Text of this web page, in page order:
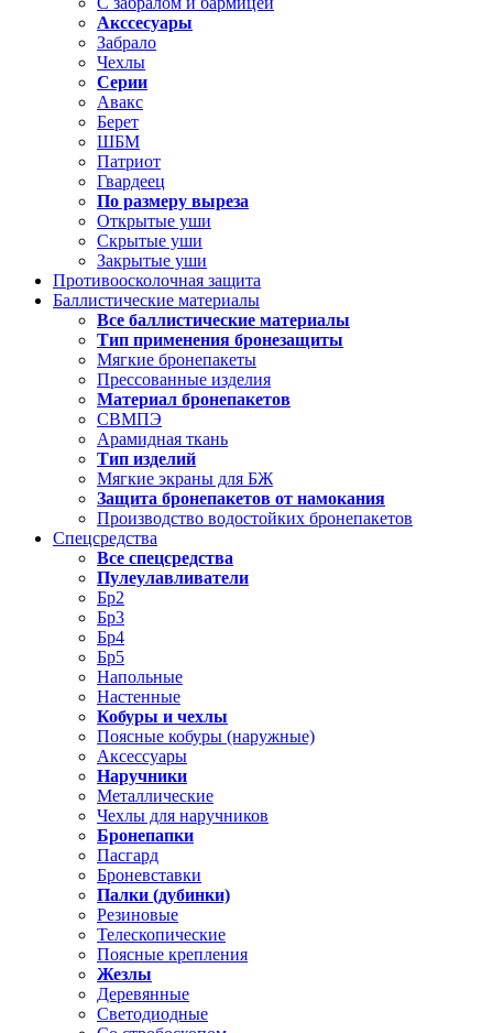
Акссесуары
Забрало
Чехлы
Серии
Авакс
Берет
ШБМ
Патриот
Гвардеец
По размеру выреза
Открытые уши
Скрытые уши
Закрытые уши
Противоосколочная защита
Баллистические материалы
Все баллистические материалы
Тип применения бронезащиты
Мягкие бронепакеты
Прессованные изделия
Материал бронепакетов
СВМПЭ
Арамидная ткань
Тип изделий
Мягкие экраны для БЖ
Защита бронепакетов от намокания
Производство водостойких бронепакетов
Спецсредства
Все спецсредства
Пулеулавливатели
Бр2
Бр3
Бр4
Бр5
Напольные
Настенные
Кобуры и чехлы
Поясные кобуры (наружные)
Аксессуары
Наручники
Металлические
Чехлы для наручников
Бронепапки
Пасгард
Броневставки
Палки (дубинки)
Резиновые
Телескопические
Поясные крепления
Жезлы
Деревянные
Светодиодные